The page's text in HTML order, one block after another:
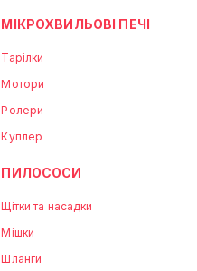
МІКРОХВИЛЬОВІ ПЕЧІ
Тарілки
Мотори
Ролери
Куплер
ПИЛОСОСИ
Щітки та насадки
Мішки
Шланги